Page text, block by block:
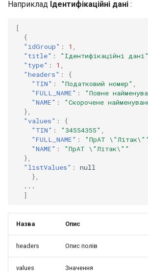
Наприклад Ідентифікаційні дані :
[
{
"idGroup" : 1
"title" : "Ідентифікаційні дані"
"type" : 1
"headers" :
{
"TIN" : "Податковий номер"
"FULL_NAME" : "Повне
"NAME" :
"Скорочене
},
"values" :
{
"TIN" : "34554355"
"FULL_NAME" : "ПрАТ \"Літак\""
"NAME" :
"ПрАТ \"Літак\""
},
"listValues" :
null
},
...
]
Назва Опис
headers Опис полів
values Значення